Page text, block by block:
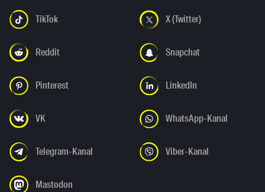
TikTok X (Twitter)
Reddit Snapchat
Pinterest LinkedIn
VK WhatsApp-Kanal
Telegram-Kanal Viber-Kanal
Mastodon